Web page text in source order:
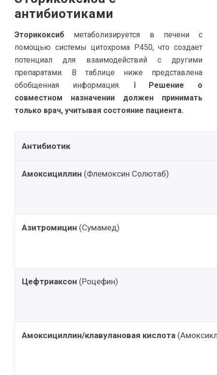
антибиотиками
Эторикоксиб метаболизируется в печени с
помощью системы цитохрома P450, что создает
потенциал для взаимодействий с другими
препаратами. В таблице ниже представлена
обобщенная информация. ℹ Решение о
совместном назначении должен принимать
только врач, учитывая состояние пациента.
Антибиотик
Амоксициллин (Флемоксин Солютаб)
Азитромицин (Сумамед)
Цефтриаксон (Роцефин)
Амоксициллин/клавулановая кислота